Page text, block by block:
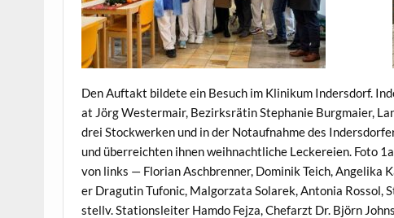
Den Auf­takt bildete ein Besuch im Klinikum Inder­s­dorf.
at Jörg West­er­mair, Bezirk­srätin Stephanie Burgmaier,
drei Stock­w­erken und in der Notauf­nahme des
und über­re­icht­en ihnen wei­h­nachtliche Leck­ereien. Foto
von links — Flo­ri­an Aschbren­ner, Dominik Teich,
er Dragutin Tufon­ic, Mal­go­rza­ta Solarek, Anto­nia Rossol,
stel­lv. Sta­tion­sleit­er Ham­do Fejza, Che­farzt Dr. Björn